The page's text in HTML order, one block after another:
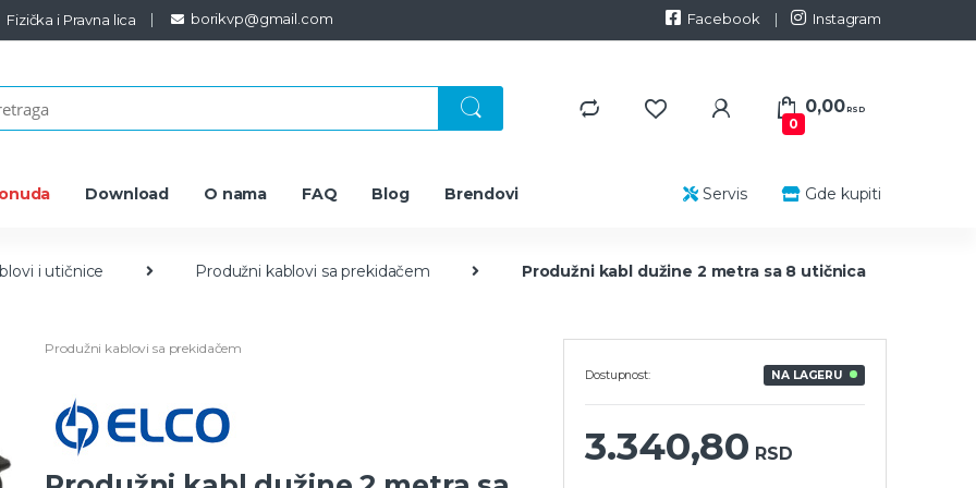
Fizička i Pravna lica borikvp@gmail.com Facebook Instagram
0
0,00RSD
Download O nama FAQ Blog Brendovi Gde kupiti
Servis
i utičnice Produžni kablovi sa prekidačem
Produžni kabl dužine 2 metra sa 8 utičnica
Produžni kablovi sa prekidačem
Dostupnost: NA LAGERU
3.340,80 RSD